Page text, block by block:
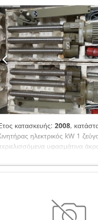
κατασκευής: 2008,
ηλεκτρικός kW 1
υφασμάτινα